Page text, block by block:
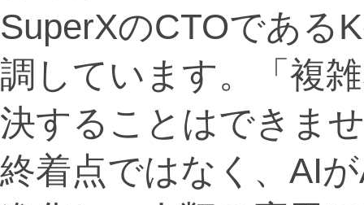
SuperXのCTOである
調しています。「複
決することはできま
終着点ではなく、AI